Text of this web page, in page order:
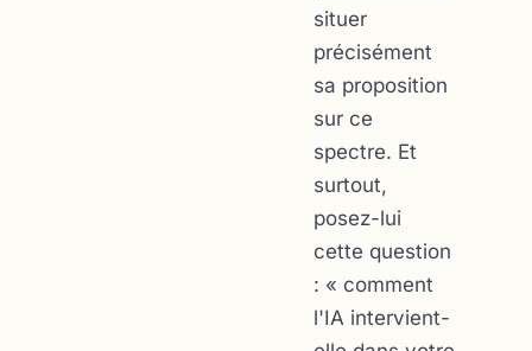
situer
précisément
sa proposition
sur ce
spectre. Et
surtout,
posez-lui
cette question
: « comment
l'IA intervient-